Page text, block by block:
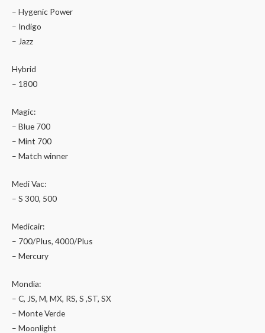
– Hygenic Power
– Indigo
– Jazz
Hybrid
– 1800
Magic:
– Blue 700
– Mint 700
– Match winner
Medi Vac:
– S 300, 500
Medicair:
– 700/Plus, 4000/Plus
– Mercury
Mondia:
– C, JS, M, MX, RS, S ,ST, SX
– Monte Verde
– Moonlight